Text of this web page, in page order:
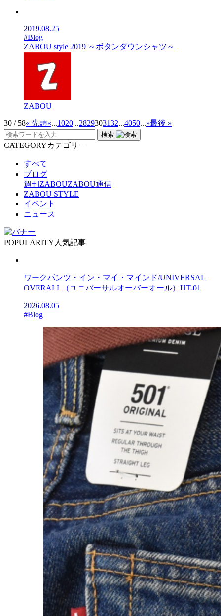
2019.08.25
#Blog
ZABOU style 2019 ～ボタンダウンシャツ～
ZABOU
30 / 58« 先頭«...1020...2829303132...4050...»最後 »
検索
CATEGORYカテゴリー
すべて
ブログ
週刊ZABOUZABOU通信
ZABOU STYLE
イベント
ニュース
POPULARITY 人気記事
ワークパンツ・イン・マイ・マインド/UNIVERSAL
OVERALL（ユニバーサルオーバーオール）HT-01
2026.08.05
#Blog